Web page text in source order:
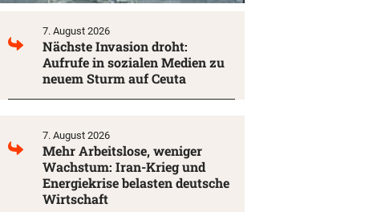
7. August 2026
Nächste Invasion droht:
Aufrufe in sozialen Medien zu
neuem Sturm auf Ceuta
7. August 2026
Mehr Arbeitslose, weniger
Wachstum: Iran-Krieg und
Energiekrise belasten deutsche
Wirtschaft